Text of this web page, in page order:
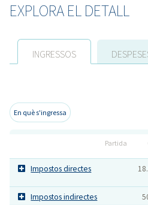
EXPLORA EL DETALL
INGRESSOS
En què s'ingressa
Partida
Impostos directes
Impostos indirectes